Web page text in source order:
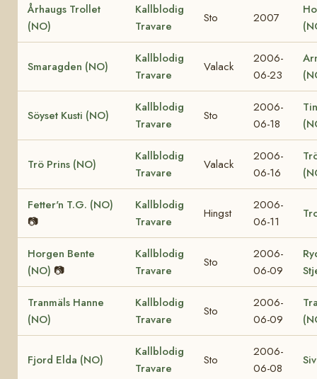
Århaugs Trollet
(NO)
Kallblodig
Travare
Sto 2007
Smaragden (NO)
Kallblodig
Travare
Valack
2006-
06-23
Söyset Kusti (NO)
Kallblodig
Travare
Sto
2006-
06-18
Trö Prins (NO)
Kallblodig
Travare
Valack
2006-
06-16
Fetter'n T.G. (NO)
📷
Kallblodig
Travare
Hingst
2006-
06-11
Horgen Bente
(NO) 📷
Kallblodig
Travare
Sto
2006-
06-09
Tranmäls Hanne
(NO)
Kallblodig
Travare
Sto
2006-
06-09
Fjord Elda (NO)
Kallblodig
Travare
Sto
2006-
06-08